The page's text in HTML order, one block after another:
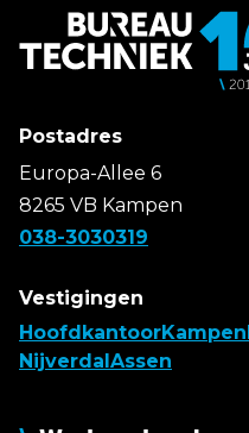
Postadres
Europa-Allee 6
8265 VB Kampen
038-3030319
Vestigingen
HoofdkantoorKampen
Nijverdal Assen